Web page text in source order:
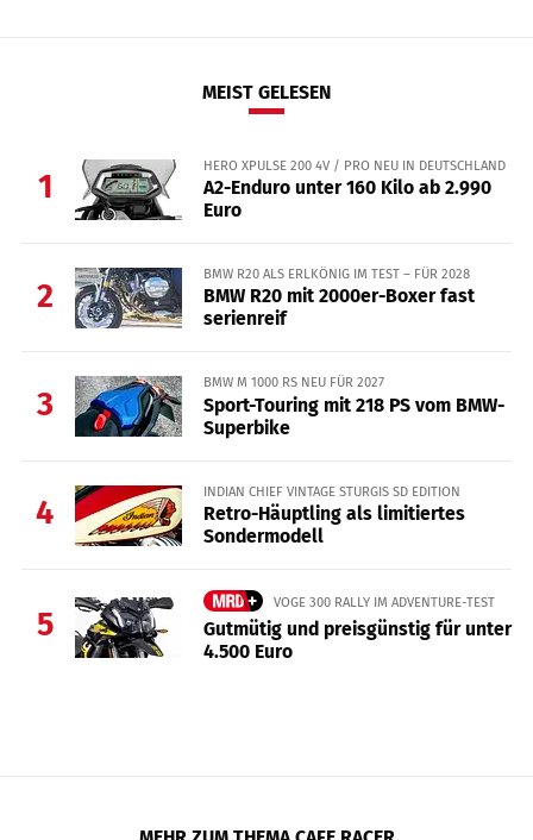
MEIST GELESEN
1
HERO XPULSE 200 4V / PRO NEU IN DEUTSCHLAND
A2-Enduro unter 160 Kilo ab 2.990
Euro
2
BMW R20 ALS ERLKÖNIG IM TEST – FÜR 2028
BMW R20 mit 2000er-Boxer fast
serienreif
3
BMW M 1000 RS NEU FÜR 2027
Sport-Touring mit 218 PS vom BMW-
Superbike
4
INDIAN CHIEF VINTAGE STURGIS SD EDITION
Retro-Häuptling als limitiertes
Sondermodell
5
VOGE 300 RALLY IM ADVENTURE-TEST
Gutmütig und preisgünstig für unter
4.500 Euro